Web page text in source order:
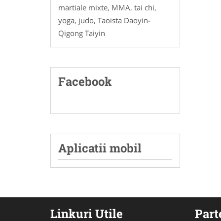
martiale mixte, MMA, tai chi,
yoga, judo, Taoista Daoyin-
Qigong Taiyin
Facebook
Aplicatii mobil
Linkuri Utile